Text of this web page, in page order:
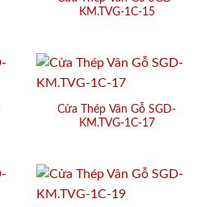
KM.TVG-1C-15
Cửa Thép Vân Gỗ SGD-
KM.TVG-1C-17